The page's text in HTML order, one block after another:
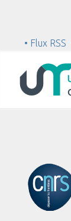
• Flux RSS